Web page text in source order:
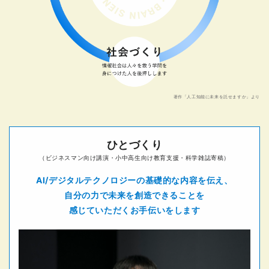
著作「人工知能に未来を託せますか」より
ひとづくり
（ビジネスマン向け講演・小中高生向け教育支援・科学雑誌寄稿）
AI/デジタルテクノロジーの基礎的な内容を伝え、
自分の力で未来を創造できることを
感じていただくお手伝いをします